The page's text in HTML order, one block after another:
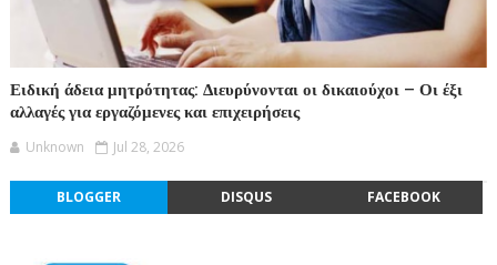
Ειδική άδεια μητρότητας: Διευρύνονται οι δικαιούχοι – Οι έξι
αλλαγές για εργαζόμενες και επιχειρήσεις
Unknown Jul 28, 2026
BLOGGER DISQUS FACEBOOK